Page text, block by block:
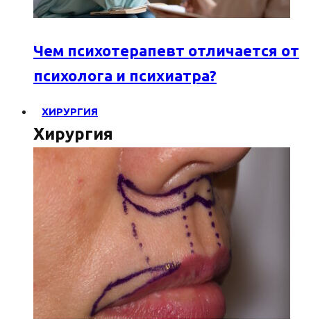
Чем психотерапевт отличается от
психолога и психиатра?
ХИРУРГИЯ
Хирургия